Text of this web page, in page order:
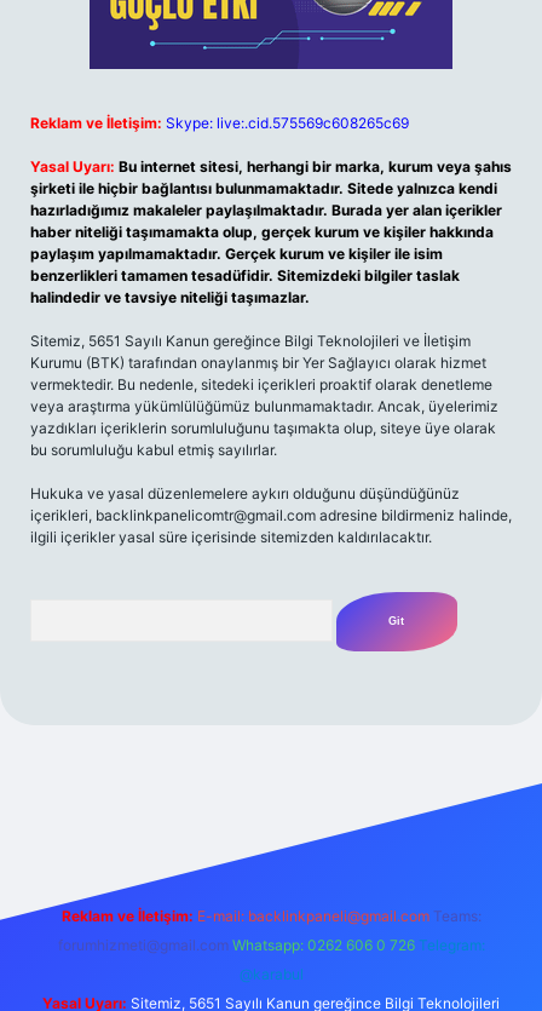
Reklam ve İletişim: Skype: live:.cid.575569c608265c69
Yasal Uyarı: Bu internet sitesi, herhangi bir marka, kurum veya şahıs
şirketi ile hiçbir bağlantısı bulunmamaktadır. Sitede yalnızca kendi
hazırladığımız makaleler paylaşılmaktadır. Burada yer alan içerikler
haber niteliği taşımamakta olup, gerçek kurum ve kişiler hakkında
paylaşım yapılmamaktadır. Gerçek kurum ve kişiler ile isim
benzerlikleri tamamen tesadüfidir. Sitemizdeki bilgiler taslak
halindedir ve tavsiye niteliği taşımazlar.
Sitemiz, 5651 Sayılı Kanun gereğince Bilgi Teknolojileri ve İletişim
Kurumu (BTK) tarafından onaylanmış bir Yer Sağlayıcı olarak hizmet
vermektedir. Bu nedenle, sitedeki içerikleri proaktif olarak denetleme
veya araştırma yükümlülüğümüz bulunmamaktadır. Ancak, üyelerimiz
yazdıkları içeriklerin sorumluluğunu taşımakta olup, siteye üye olarak
bu sorumluluğu kabul etmiş sayılırlar.
Hukuka ve yasal düzenlemelere aykırı olduğunu düşündüğünüz
içerikleri, backlinkpanelicomtr@gmail.com adresine bildirmeniz halinde,
ilgili içerikler yasal süre içerisinde sitemizden kaldırılacaktır.
Reklam ve İletişim: E-mail: backlinkpaneli@gmail.com Teams:
forumhizmeti@gmail.com Whatsapp: 0262 606 0 726 Telegram:
@karabul
Yasal Uyarı: Sitemiz, 5651 Sayılı Kanun gereğince Bilgi Teknolojileri